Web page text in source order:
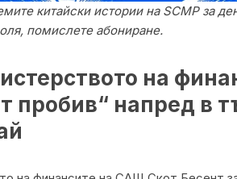
китайски истории на SCMP за
помислете абониране.
на
пробив“ напред в